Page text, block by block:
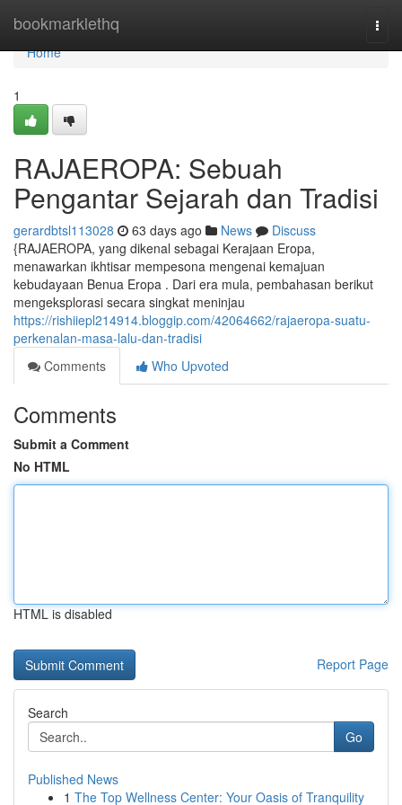
bookmarklethq
Home
Home
1
RAJAEROPA: Sebuah
Pengantar Sejarah dan Tradisi
gerardbtsl113028 63 days ago News
Discuss
{RAJAEROPA, yang dikenal sebagai Kerajaan Eropa,
menawarkan ikhtisar mempesona mengenai kemajuan
kebudayaan Benua Eropa . Dari era mula, pembahasan berikut
mengeksplorasi secara singkat meninjau
https://rishiiepl214914.bloggip.com/42064662/rajaeropa-suatu-
perkenalan-masa-lalu-dan-tradisi
Comments
Who Upvoted
Comments
Submit a Comment
No HTML
HTML is disabled
Report Page
Search
Go
Published News
1 The Top Wellness Center: Your Oasis of Tranquility